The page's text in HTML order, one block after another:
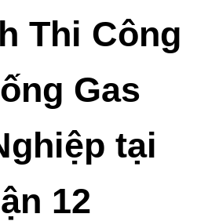
Thi Công
Gas
tại
12